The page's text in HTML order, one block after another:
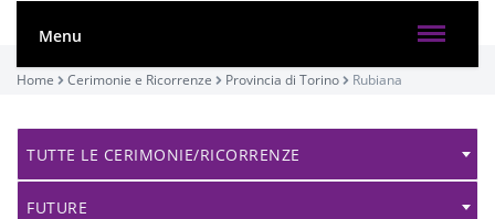
Menu
Home Cerimonie e Ricorrenze Provincia di Torino Rubiana
TUTTE LE CERIMONIE/RICORRENZE
FUTURE